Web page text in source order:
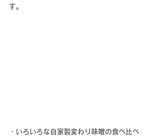
す。
・いろいろな自家製変わり味噌の食べ比べ